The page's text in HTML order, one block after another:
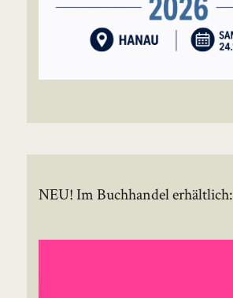
NEU! Im Buchhandel erhältlich: